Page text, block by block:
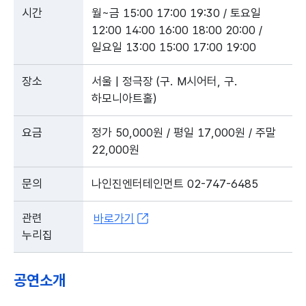
시간
월~금 15:00 17:00 19:30 / 토요일
12:00 14:00 16:00 18:00 20:00 /
일요일 13:00 15:00 17:00 19:00
장소
서울 | 정극장 (구. M시어터, 구.
하모니아트홀)
요금
정가 50,000원 / 평일 17,000원 / 주말
22,000원
문의 나인진엔터테인먼트 02-747-6485
관련
누리집
바로가기
공연소개